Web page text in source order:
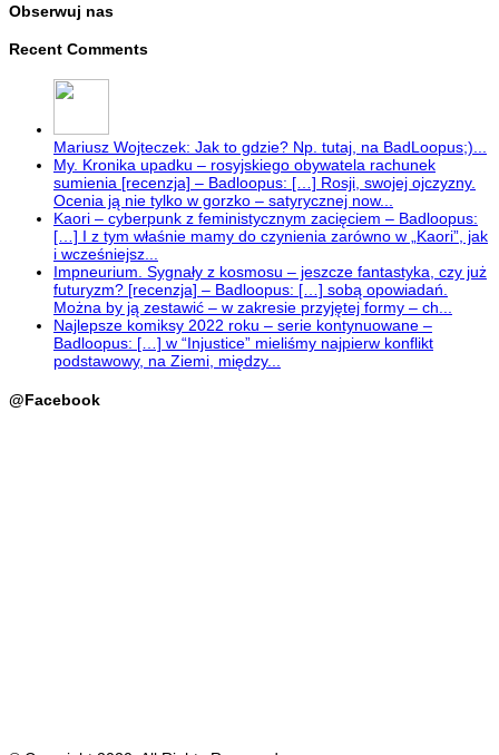
Obserwuj nas
Recent Comments
Mariusz Wojteczek: Jak to gdzie? Np. tutaj, na BadLoopus;)...
My. Kronika upadku – rosyjskiego obywatela rachunek
sumienia [recenzja] – Badloopus: […] Rosji, swojej ojczyzny.
Ocenia ją nie tylko w gorzko – satyrycznej now...
Kaori – cyberpunk z feministycznym zacięciem – Badloopus:
[…] I z tym właśnie mamy do czynienia zarówno w „Kaori”, jak
i wcześniejsz...
Impneurium. Sygnały z kosmosu – jeszcze fantastyka, czy już
futuryzm? [recenzja] – Badloopus: […] sobą opowiadań.
Można by ją zestawić – w zakresie przyjętej formy – ch...
Najlepsze komiksy 2022 roku – serie kontynuowane –
Badloopus: […] w “Injustice” mieliśmy najpierw konflikt
podstawowy, na Ziemi, między...
@Facebook